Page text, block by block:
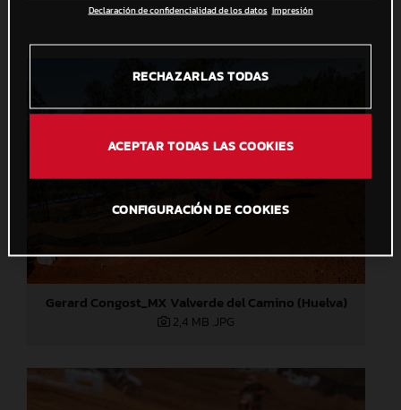
Gerard Congost_MX Valverde del Camino (Huelva)
2,4 MB .JPG
Declaración de confidencialidad de los datos Impresión
RECHAZARLAS TODAS
ACEPTAR TODAS LAS COOKIES
CONFIGURACIÓN DE COOKIES